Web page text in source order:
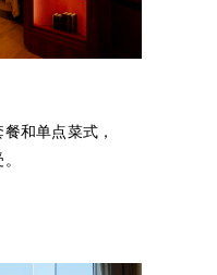
和单点菜式，